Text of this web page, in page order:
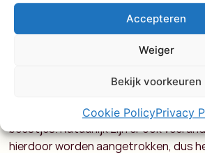
Accepteren
Weiger
Bekijk voorkeuren
Cookie PolicyPrivacy
bossen, ideaal voor korte trails en
6. Simonstown
Hier kun je oog in oog komen te staan
beestjes. Natuurlijk zijn er ook veel
hierdoor worden aangetrokken, dus